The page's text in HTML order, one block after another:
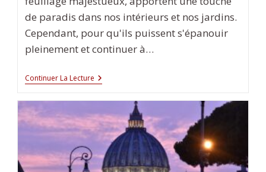
de paradis dans nos intérieurs et nos jardins.
Cependant, pour qu'ils puissent s'épanouir
pleinement et continuer à…
Continuer La Lecture Comment
Entretenir
Palmier